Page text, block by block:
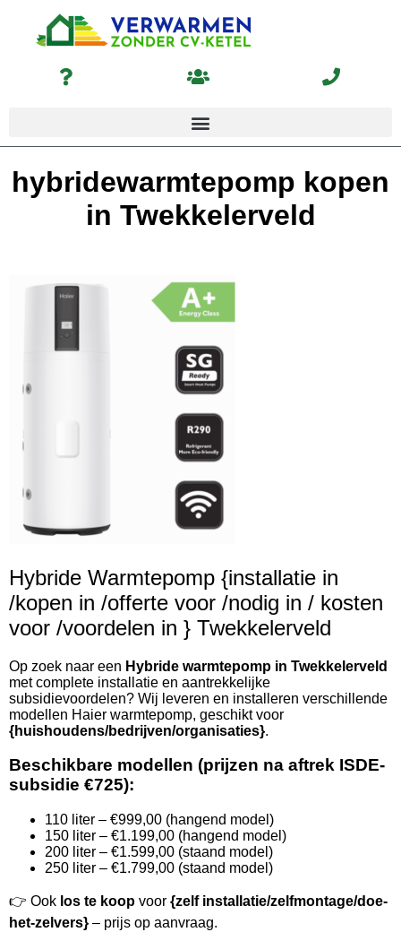
hybridewarmtepomp kopen
in Twekkelerveld
Hybride Warmtepomp {installatie in
/kopen in /offerte voor /nodig in / kosten
voor /voordelen in } Twekkelerveld
Op zoek naar een Hybride warmtepomp in Twekkelerveld
met complete installatie en aantrekkelijke
subsidievoordelen? Wij leveren en installeren verschillende
modellen Haier warmtepomp, geschikt voor
{huishoudens/bedrijven/organisaties}.
Beschikbare modellen (prijzen na aftrek ISDE-
subsidie €725):
110 liter – €999,00 (hangend model)
150 liter – €1.199,00 (hangend model)
200 liter – €1.599,00 (staand model)
250 liter – €1.799,00 (staand model)
👉 Ook los te koop voor {zelf installatie/zelfmontage/doe-
het-zelvers} – prijs op aanvraag.